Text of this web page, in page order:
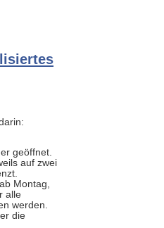
geöffnet.
auf zwei
Montag,
alle
werden.
die